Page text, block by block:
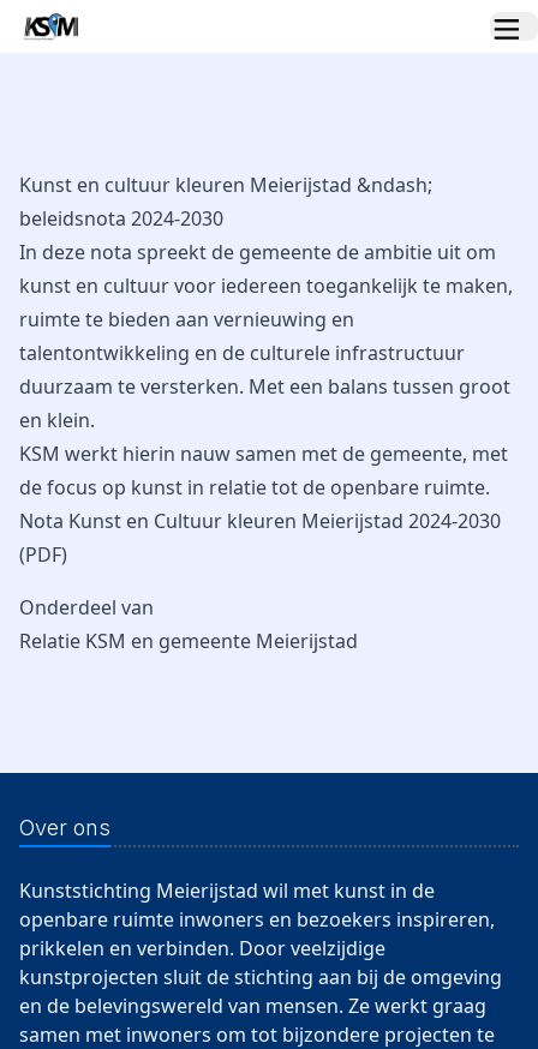
Kunst en cultuur kleuren Meierijstad &ndash;
beleidsnota 2024-2030
In deze nota spreekt de gemeente de ambitie uit om
kunst en cultuur voor iedereen toegankelijk te maken,
ruimte te bieden aan vernieuwing en
talentontwikkeling en de culturele infrastructuur
duurzaam te versterken. Met een balans tussen groot
en klein.
KSM werkt hierin nauw samen met de gemeente, met
de focus op kunst in relatie tot de openbare ruimte.
Nota Kunst en Cultuur kleuren Meierijstad 2024-2030
(PDF)
Onderdeel van
Relatie KSM en gemeente Meierijstad
Over ons
Kunststichting Meierijstad wil met kunst in de
openbare ruimte inwoners en bezoekers inspireren,
prikkelen en verbinden. Door veelzijdige
kunstprojecten sluit de stichting aan bij de omgeving
en de belevingswereld van mensen. Ze werkt graag
samen met inwoners om tot bijzondere projecten te